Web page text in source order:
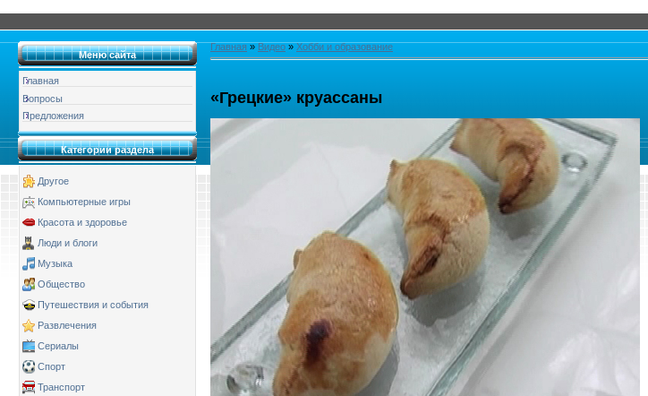
Меню сайта
Главная
Вопросы
Предложения
Категории раздела
Другое
Компьютерные игры
Красота и здоровье
Люди и блоги
Музыка
Общество
Путешествия и события
Развлечения
Сериалы
Спорт
Транспорт
Главная » Видео » Хобби и образование
«Грецкие» круассаны